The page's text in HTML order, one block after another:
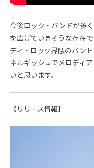
今後ロック・バンドが多
を広げていきそうな存在
ディ・ロック界隈のバン
ネルギッシュでメロディ
いと思います。
【リリース情報】